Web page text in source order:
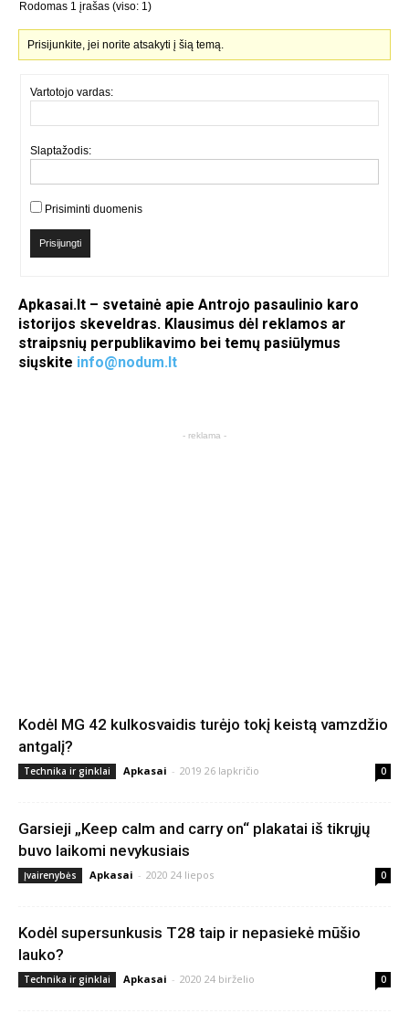
Rodomas 1 įrašas (viso: 1)
Prisijunkite, jei norite atsakyti į šią temą.
Vartotojo vardas:
Slaptažodis:
Prisiminti duomenis
Prisijungti
Apkasai.lt – svetainė apie Antrojo pasaulinio karo
istorijos skeveldras. Klausimus dėl reklamos ar
straipsnių perpublikavimo bei temų pasiūlymus
siųskite info@nodum.lt
- reklama -
Kodėl MG 42 kulkosvaidis turėjo tokį keistą vamzdžio
antgalį?
Technika ir ginklai Apkasai - 2019 26 lapkričio 0
Garsieji „Keep calm and carry on“ plakatai iš tikrųjų
buvo laikomi nevykusiais
Įvairenybės Apkasai - 2020 24 liepos 0
Kodėl supersunkusis T28 taip ir nepasiekė mūšio
lauko?
Technika ir ginklai Apkasai - 2020 24 birželio 0